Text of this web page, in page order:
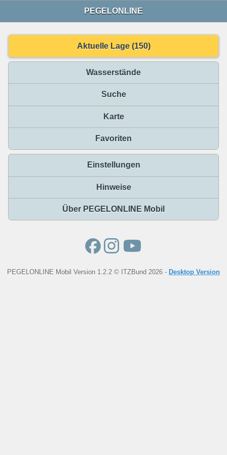
PEGELONLINE
Aktuelle Lage (150)
Wasserstände
Suche
Karte
Favoriten
Einstellungen
Hinweise
Über PEGELONLINE Mobil
PEGELONLINE Mobil Version 1.2.2 © ITZBund 2026 - Desktop Version